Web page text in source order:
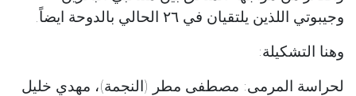
وجيبوتي اللذين يلتقيان في ٢٦ الحالي بالدوحة ايضاً.
وهنا التشكيلة:
لحراسة المرمى: مصطفى مطر (النجمة)، مهدي خليل